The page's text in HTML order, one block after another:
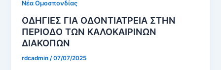
Νέα Ομοσπονδίας
ΟΔΗΓΙΕΣ ΓΙΑ ΟΔΟΝΤΙΑΤΡΕΙΑ ΣΤΗΝ
ΠΕΡΙΟΔΟ ΤΩΝ ΚΑΛΟΚΑΙΡΙΝΩΝ
ΔΙΑΚΟΠΩΝ
rdcadmin /07/07/2025